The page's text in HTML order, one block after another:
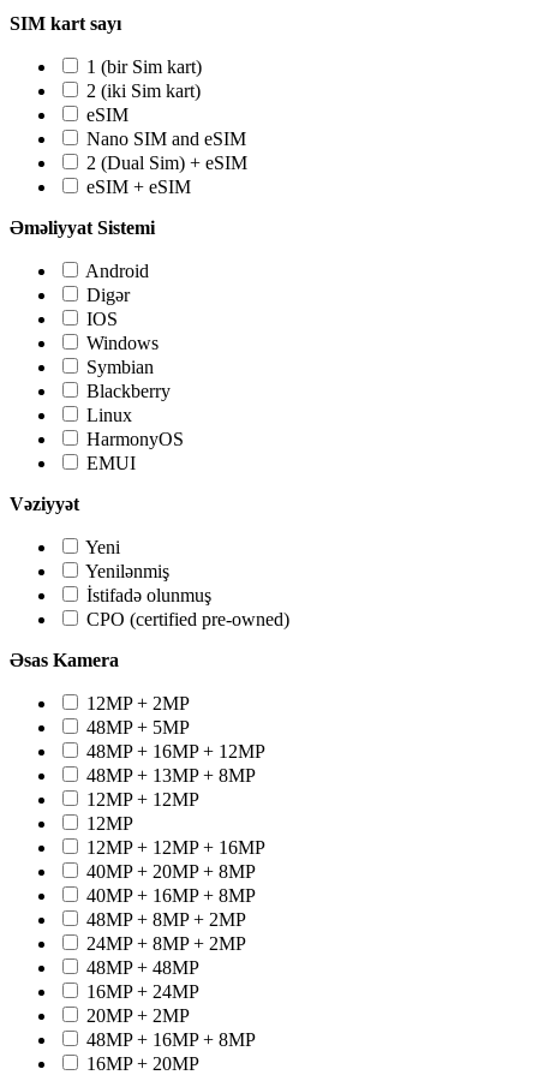
SIM kart sayı
1 (bir Sim kart)
2 (iki Sim kart)
eSIM
Nano SIM and eSIM
2 (Dual Sim) + eSIM
eSIM + eSIM
Əməliyyat Sistemi
Android
Digər
IOS
Windows
Symbian
Blackberry
Linux
HarmonyOS
EMUI
Vəziyyət
Yeni
Yenilənmiş
İstifadə olunmuş
CPO (certified pre-owned)
Əsas Kamera
12MP + 2MP
48MP + 5MP
48MP + 16MP + 12MP
48MP + 13MP + 8MP
12MP + 12MP
12MP
12MP + 12MP + 16MP
40MP + 20MP + 8MP
40MP + 16MP + 8MP
48MP + 8MP + 2MP
24MP + 8MP + 2MP
48MP + 48MP
16MP + 24MP
20MP + 2MP
48MP + 16MP + 8MP
16MP + 20MP